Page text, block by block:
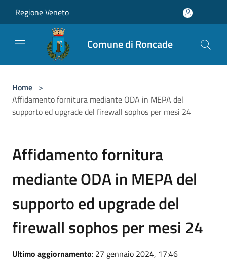
Regione Veneto
Comune di Roncade
Home >
Affidamento fornitura mediante ODA in MEPA del
supporto ed upgrade del firewall sophos per mesi 24
Affidamento fornitura
mediante ODA in MEPA del
supporto ed upgrade del
firewall sophos per mesi 24
Ultimo aggiornamento: 27 gennaio 2024, 17:46